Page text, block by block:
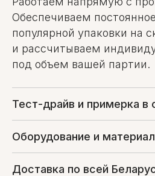
Обеспечиваем
популярной упаковки на
и рассчитываем
под объем вашей партии.
Тест-драйв и примерка в
Оборудование и
Доставка по всей